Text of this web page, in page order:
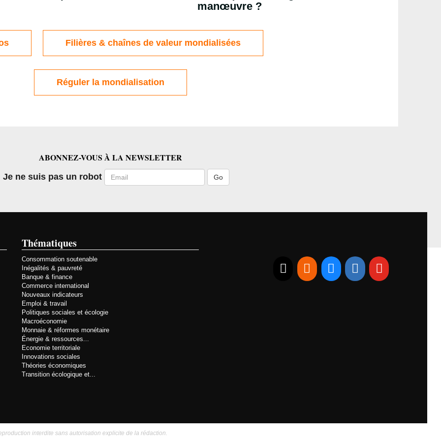
manœuvre ?
Filières & chaînes de valeur mondialisées
Réguler la mondialisation
ABONNEZ-VOUS À LA NEWSLETTER
Je ne suis pas un robot Email
Thématiques
Consommation soutenable
Inégalités & pauvreté
Banque & finance
Commerce international
Nouveaux indicateurs
Emploi & travail
Politiques sociales et écologie
Macroéconomie
Monnaie & réformes monétaire
Énergie & ressources...
Economie territoriale
Innovations sociales
Théories économiques
Transition écologique et...
interdite sans autorisation explicite de la rédaction.